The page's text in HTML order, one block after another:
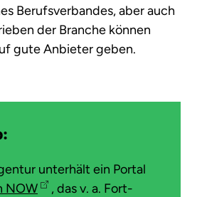
Berufsverbandes, aber auch
der Branche können
gute Anbieter geben.
unterhält ein Portal
NOW
, das v. a. Fort-